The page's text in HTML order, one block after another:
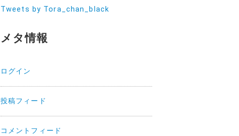
Tweets by Tora_chan_black
メタ情報
ログイン
投稿フィード
コメントフィード